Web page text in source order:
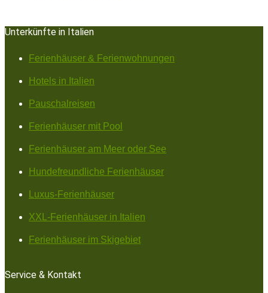
Unterkünfte in Italien
Ferienhäuser & Ferienwohnungen
Hotels in Italien
Pauschalreisen
Ferienhäuser mit Pool
Ferienhäuser am Meer oder See
Hundefreundliche Ferienhäuser
Luxus-Ferienhäuser
XXL-Ferienhäuser in Italien
Ferienhäuser im Skigebiet
Service & Kontakt